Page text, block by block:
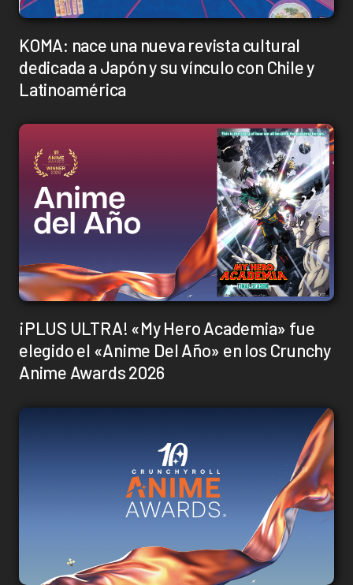
KOMA: nace una nueva revista cultural
dedicada a Japón y su vínculo con Chile y
Latinoamérica
¡PLUS ULTRA! «My Hero Academia» fue
elegido el «Anime Del Año» en los Crunchy
Anime Awards 2026